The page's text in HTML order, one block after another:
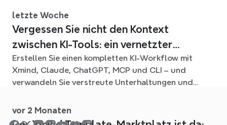
verbindet.
letzte Woche
Vergessen Sie nicht den Kontext
zwischen KI-Tools: ein vernetzter
Workflow mit Xmind
Erstellen Sie einen kompletten KI-Workflow mit
Xmind, Claude, ChatGPT, MCP und CLI – und
verwandeln Sie verstreute Unterhaltungen und
vor 2 Monaten